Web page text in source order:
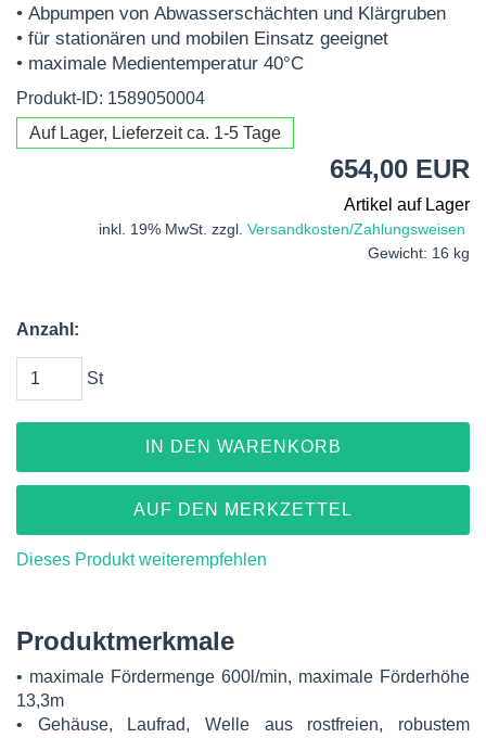
• Abpumpen von Abwasserschächten und Klärgruben
• für stationären und mobilen Einsatz geeignet
• maximale Medientemperatur 40°C
Produkt-ID: 1589050004
Auf Lager, Lieferzeit ca. 1-5 Tage
654,00 EUR
Artikel auf Lager
inkl. 19% MwSt. zzgl. Versandkosten/Zahlungsweisen
Gewicht: 16 kg
Anzahl:
St
IN DEN WARENKORB
AUF DEN MERKZETTEL
Dieses Produkt weiterempfehlen
Produktmerkmale
• maximale Fördermenge 600l/min, maximale Förderhöhe
13,3m
• Gehäuse, Laufrad, Welle aus rostfreien, robustem